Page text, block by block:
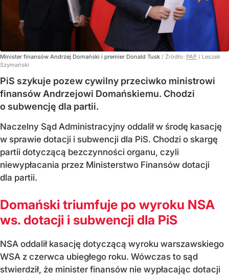
Minister finansów Andrzej Domański i premier Donald Tusk / Źródło: PAP / Leszek
Szymański
PiS szykuje pozew cywilny przeciwko ministrowi
finansów Andrzejowi Domańskiemu. Chodzi
o subwencję dla partii.
Naczelny Sąd Administracyjny oddalił w środę kasację
w sprawie dotacji i subwencji dla PiS. Chodzi o skargę
partii dotyczącą bezczynności organu, czyli
niewypłacania przez Ministerstwo Finansów dotacji
dla partii.
Domański triumfuje po wyroku NSA
ws. dotacji i subwencji dla PiS
NSA oddalił kasację dotyczącą wyroku warszawskiego
WSA z czerwca ubiegłego roku. Wówczas to sąd
stwierdził, że minister finansów nie wypłacając dotacji